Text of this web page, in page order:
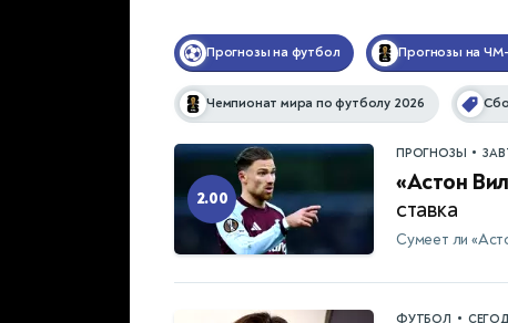
Прогнозы на футбол Прогнозы на
Чемпионат мира по футболу 2026
2.00
ПРОГНОЗЫ •
«Астон
ставка
Сумеет ли
ФУТБОЛ •